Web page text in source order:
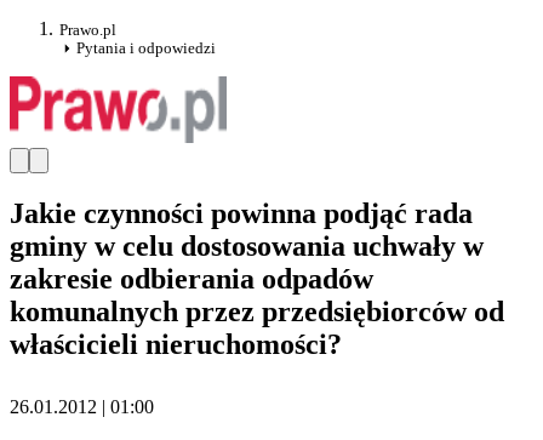
Prawo.pl
Pytania i odpowiedzi
Jakie czynności powinna podjąć rada
gminy w celu dostosowania uchwały w
zakresie odbierania odpadów
komunalnych przez przedsiębiorców od
właścicieli nieruchomości?
26.01.2012 | 01:00